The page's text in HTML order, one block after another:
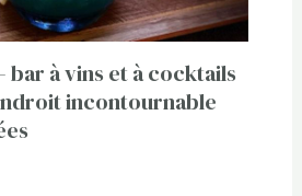
bar à vins et à cocktails
incontournable